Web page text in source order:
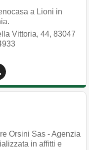
a Lioni in
Vittoria, 44, 83047
Orsini Sas - Agenzia
in affitti e